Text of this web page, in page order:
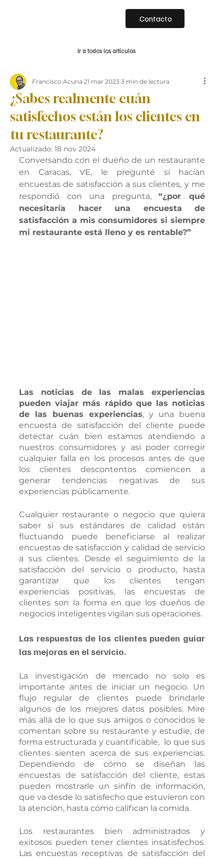
Contacto
Ir a todos los artículos
¿Sabes realmente cuán
satisfechos están los clientes en
tu restaurante?
Francisco Acuna 21 mar 2023 3 min de lectura
Actualizado: 18 nov 2024
Conversando con el dueño de un restaurante
en Caracas, VE, le pregunté si hacían
encuestas de satisfacción a sus clientes, y me
respondió con una pregunta, “¿por qué
necesitaría hacer una encuesta de
satisfacción a mis consumidores si siempre
mi restaurante está lleno y es rentable?”
Las noticias de las malas experiencias
pueden viajar más rápido que las noticias
de las buenas experiencias, y una buena
encuesta de satisfacción del cliente puede
detectar cuán bien estamos atendiendo a
nuestros consumidores y así poder corregir
cualquier falla en los procesos antes de que
los clientes descontentos comiencen a
generar tendencias negativas de sus
experiencias públicamente.
Cualquier restaurante o negocio que quiera
saber si sus estándares de calidad están
fluctuando puede beneficiarse al realizar
encuestas de satisfacción y calidad de servicio
a sus clientes. Desde el seguimiento de la
satisfacción del servicio o producto, hasta
garantizar que los clientes tengan
experiencias positivas, las encuestas de
clientes son la forma en que los dueños de
negocios inteligentes vigilan sus operaciones.
Las respuestas de los clientes pueden guiar
las mejoras en el servicio.
La investigación de mercado no solo es
importante antes de iniciar un negocio. Un
flujo regular de clientes puede brindarle
algunos de los mejores datos posibles. Mire
más allá de lo que sus amigos o conocidos le
comentan sobre su restaurante y estudie, de
forma estructurada y cuantificable,  lo que sus
clientes sienten acerca de sus experiencias.
Dependiendo de cómo se diseñan las
encuestas de satisfacción del cliente, estas
pueden mostrarle un sinfín de información,
que va desde lo satisfecho que estuvieron con
la atención, hasta cómo califican la comida.
Los restaurantes bien administrados y
exitosos pueden tener clientes insatisfechos.
Las encuestas receptivas de satisfacción del